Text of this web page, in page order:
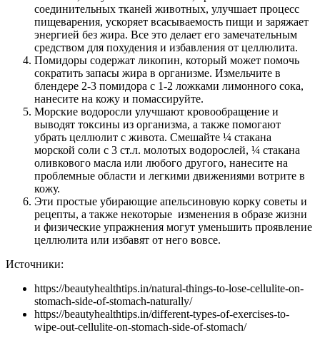
соединительных тканей животных, улучшает процесс
пищеварения, ускоряет всасываемость пищи и заряжает
энергией без жира. Все это делает его замечательным
средством для похудения и избавления от целлюлита.
Помидоры содержат ликопин, который может помочь
сократить запасы жира в организме. Измельчите в
блендере 2-3 помидора с 1-2 ложками лимонного сока,
нанесите на кожу и помассируйте.
Морские водоросли улучшают кровообращение и
выводят токсины из организма, а также помогают
убрать целлюлит с живота. Смешайте ¼ стакана
морской соли с 3 ст.л. молотых водорослей, ¼ стакана
оливкового масла или любого другого, нанесите на
проблемные области и легкими движениями вотрите в
кожу.
Эти простые убирающие апельсиновую корку советы и
рецепты, а также некоторые изменения в образе жизни
и физические упражнения могут уменьшить проявление
целлюлита или избавят от него вовсе.
Источники:
https://beautyhealthtips.in/natural-things-to-lose-cellulite-on-
stomach-side-of-stomach-naturally/
https://beautyhealthtips.in/different-types-of-exercises-to-
wipe-out-cellulite-on-stomach-side-of-stomach/